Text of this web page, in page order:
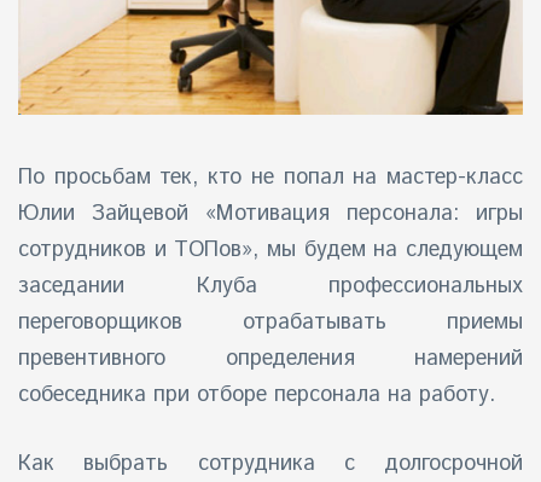
По просьбам тек, кто не попал на мастер-класс
Юлии Зайцевой «Мотивация персонала: игры
сотрудников и ТОПов», мы будем на следующем
заседании Клуба профессиональных
переговорщиков отрабатывать приемы
превентивного определения намерений
собеседника при отборе персонала на работу.
Как выбрать сотрудника с долгосрочной